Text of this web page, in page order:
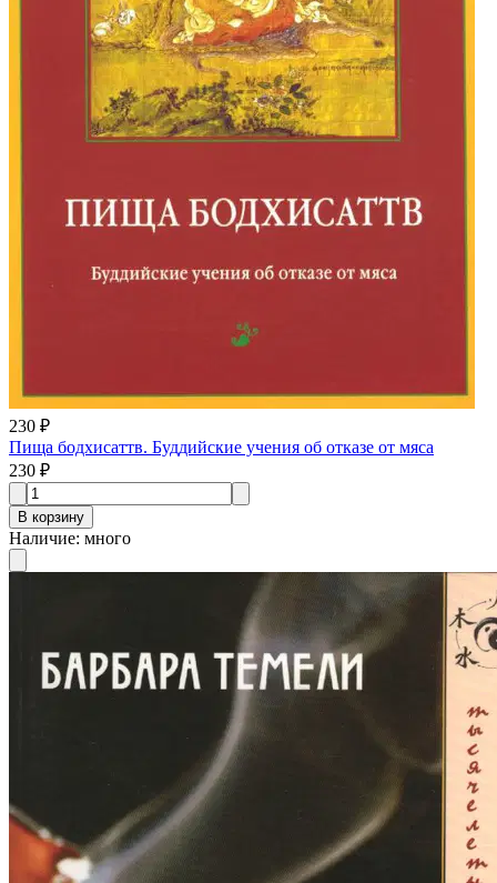
230 ₽
Пища бодхисаттв. Буддийские учения об отказе от мяса
230 ₽
В корзину
Наличие: много